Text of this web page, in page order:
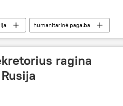
humanitarinė pagalba
ragina